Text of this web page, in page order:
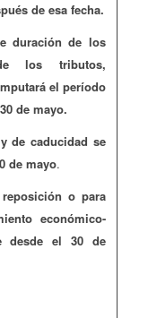
de esa fecha.
duración de los
los tributos,
el período
de mayo.
de caducidad se
de mayo.
o para
económico-
desde el 30 de